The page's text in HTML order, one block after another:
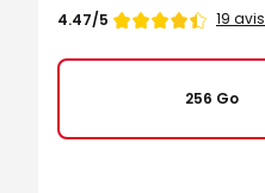
Note
4.47/5 19 avis
256 Go